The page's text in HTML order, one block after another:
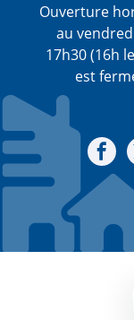
Ouverture
au
17h30 (16h
est